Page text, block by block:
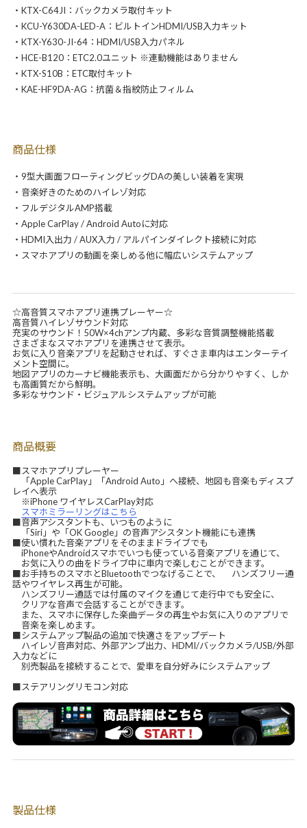
・KTX-C64JI：バックカメラ取付キット
・KCU-Y630DA-LED-A：ビルトインHDMI/USB入力キット
・KTX-Y630-JI-64：HDMI/USB入力パネル
・HCE-B120：ETC2.0ユニット ※連動機能はありません
・KTX-S10B：ETC取付キット
・KAE-HF9DA-AG：抗菌＆指紋防止フィルム
商品仕様
・9型大画面フローティングビッグDAの美しい装着を実現
・音楽好きのためのハイレゾ対応
・フルデジタルAMP搭載
・Apple CarPlay / Android Autoに対応
・HDMI入出力 / AUX入力 / アルパインダイレクト接続に対応
・スマホアプリの動画を楽しめる他に幅広いシステムアップ
☆高音質スマホアプリ連携プレーヤー☆
高音質ハイレゾサウンド対応
充実のサウンド！50W×4chアンプ内蔵、多彩な音質調整機能搭載
さまざまなスマホアプリを連携させて表示。
お気に入り音楽アプリを起動させれば、すぐさま車内はエンターテイ
メント空間に。
地図アプリのカーナビ機能表示も、大画面だから分かりやすく、しか
も高画質だから鮮明。
多彩なサウンド・ビジュアルシステムアップが可能
商品概要
■スマホアプリプレーヤー
「Apple CarPlay」「Android Auto」へ接続、地図も音楽もディスプ
レイへ表示
※iPhone ワイヤレスCarPlay対応
スマホミラーリングはこちら
■音声アシスタントも、いつものように
「Siri」や「OK Google」の音声アシスタント機能にも連携
■使い慣れた音楽アプリをそのままドライブでも
iPhoneやAndroidスマホでいつも使っている音楽アプリを通じて、
お気に入りの曲をドライブ中に車内で楽しむことができます。
■お手持ちのスマホとBluetoothでつなげることで、 ハンズフリー通
話やワイヤレス再生が可能。
ハンズフリー通話では付属のマイクを通じて走行中でも安全に、
クリアな音声で会話することができます。
また、スマホに保存した楽曲データの再生やお気に入りのアプリで
音楽を楽しめます。
■システムアップ製品の追加で快適さをアップデート
ハイレゾ音声対応、外部アンプ出力、HDMI/バックカメラ/USB/外部
入力などに
別売製品を接続することで、愛車を自分好みにシステムアップ
■ステアリングリモコン対応
製品仕様